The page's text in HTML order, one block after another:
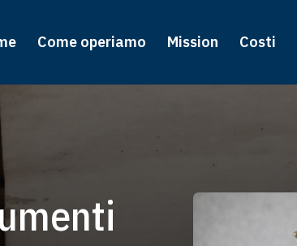
Come operiamo Mission Costi